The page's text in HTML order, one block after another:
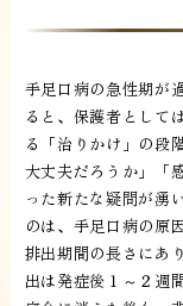
手足口病の急性期が
ると、保護者として
る「治りかけ」の段
大丈夫だろうか」「
った新たな疑問が湧
のは、手足口病の原
排出期間の長さにあ
出は発症後１～２週